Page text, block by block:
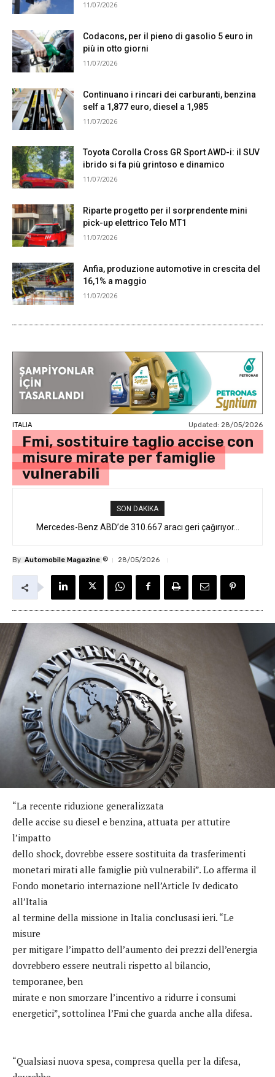
11/07/2026
Codacons, per il pieno di gasolio 5 euro in
più in otto giorni
11/07/2026
Continuano i rincari dei carburanti, benzina
self a 1,877 euro, diesel a 1,985
11/07/2026
Toyota Corolla Cross GR Sport AWD-i: il SUV
ibrido si fa più grintoso e dinamico
11/07/2026
Riparte progetto per il sorprendente mini
pick-up elettrico Telo MT1
11/07/2026
Anfia, produzione automotive in crescita del
16,1% a maggio
11/07/2026